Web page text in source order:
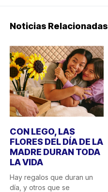
Noticias Relacionadas
CON LEGO, LAS
FLORES DEL DÍA DE LA
MADRE DURAN TODA
LA VIDA
Hay regalos que duran un
día, y otros que se